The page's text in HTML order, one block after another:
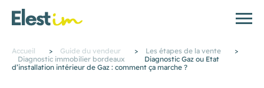
Accueil > Guide du vendeur > Les étapes de la vente
>
Diagnostic immobilier bordeaux
Diagnostic Gaz ou Etat
d’installation intérieur de Gaz : comment ça marche ?